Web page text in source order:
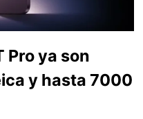
Pro ya son
y hasta 7000